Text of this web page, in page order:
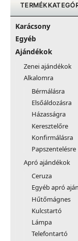
Karácsony
Egyéb
Ajándékok
Zenei ajándékok
Alkalomra
Bérmálásra
Elsőáldozásra
Házasságra
Keresztelőre
Konfirmálásra
Papszentelésre
Apró ajándékok
Ceruza
Egyéb apró
Hűtőmágnes
Kulcstartó
Lámpa
Telefontartó